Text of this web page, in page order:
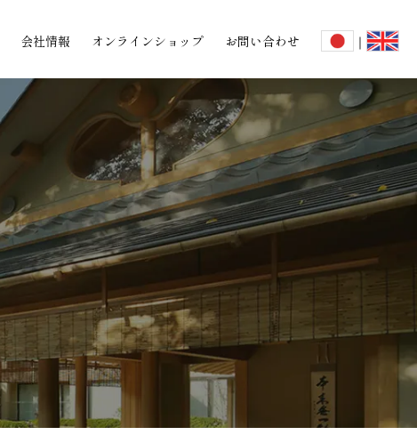
会社情報 オンラインショップ お問い合わせ ｜